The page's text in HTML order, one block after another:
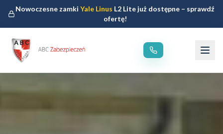
Nowoczesne zamkiYale Linus L2 Lite już dostępne – sprawdź
ofertę!